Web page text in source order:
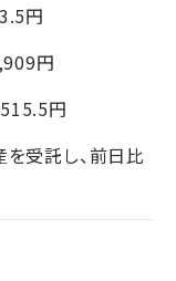
円
円
円
受託し、前日比